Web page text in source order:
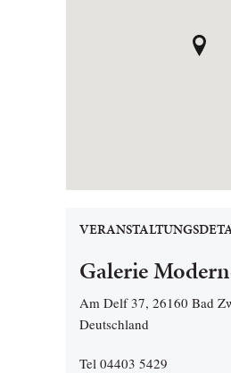
Galerie
Am Delf 37, 26160 Bad
Deutschland
Tel 04403 5429